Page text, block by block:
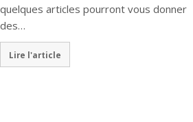
quelques articles pourront vous donner
des…
Lire l'article